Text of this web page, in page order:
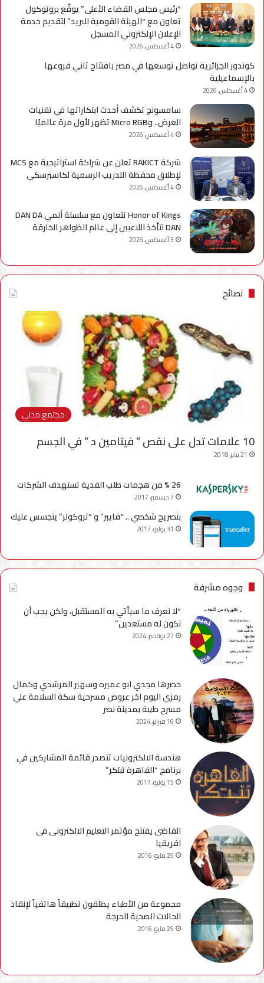
“رئيس مجلس القضاء الأعلى” يوقّع بروتوكول
تعاون مع “الهيئة القومية للبريد” لتقديم خدمة
الإعلان الإلكتروني المسجل
4 أغسطس، 2026
كوندور الجزائرية تواصل توسعها في مصر بافتتاح ثاني فروعها
بالإسماعيلية
4 أغسطس، 2026
سامسونج تكشف أحدث ابتكاراتها في تقنيات
العرض.. وMicro RGB تظهر لأول مرة عالميًا
4 أغسطس، 2026
شركة RAKICT تعلن عن شراكة استراتيجية مع MCS
لإطلاق محفظة التدريب الرسمية لكاسبرسكي
4 أغسطس، 2026
Honor of Kings تتعاون مع سلسلة أنمي DAN DA
DAN لتأخذ اللاعبين إلى عالم الظواهر الخارقة
3 أغسطس، 2026
نصائح
مجتمع مدني
10 علامات تدل على نقص ” فيتامين د ” في الجسم
21 يناير، 2018
26 % من هجمات طلب الفدية تستهدف الشركات
7 ديسمبر، 2017
بتصريح شخصي .. “فايبر” و “تروكولر” يتجسس عليك
31 يوليو، 2017
وجوه مشرفة
“لا نعرف ما سيأتي به المستقبل، ولكن يجب أن
نكون له مستعدين”
27 نوفمبر، 2024
حضرها مجدي ابو عميره وسهير المرشدي وكمال
رمزي اليوم اخر عروض مسرحية سكة السلامة علي
مسرح طيبة بمدينة نصر
16 فبراير، 2024
هندسة الالكترونيات تتصدر قائمة المشاركين في
برنامج “القاهرة تبتكر”
15 يوليو، 2017
القاضى يفتتح مؤتمر التعليم الالكترونى فى
افريقيا
25 مايو، 2016
مجموعة من الأطباء يطلقون تطبيقاً هاتفياً لإنقاذ
الحالات الصحية الحرجة
25 مايو، 2016